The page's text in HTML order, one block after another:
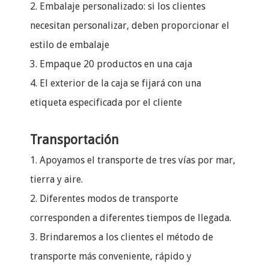
2. Embalaje personalizado: si los clientes
necesitan personalizar, deben proporcionar el
estilo de embalaje
3. Empaque 20 productos en una caja
4. El exterior de la caja se fijará con una
etiqueta especificada por el cliente
Transportación
1. Apoyamos el transporte de tres vías por mar,
tierra y aire.
2. Diferentes modos de transporte
corresponden a diferentes tiempos de llegada.
3. Brindaremos a los clientes el método de
transporte más conveniente, rápido y